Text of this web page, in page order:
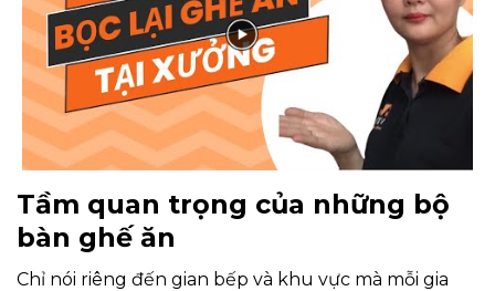
Tầm quan trọng của những bộ
bàn ghế ăn
Chỉ nói riêng đến gian bếp và khu vực mà mỗi gia